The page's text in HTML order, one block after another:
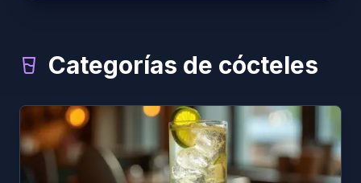
Categorías de cócteles